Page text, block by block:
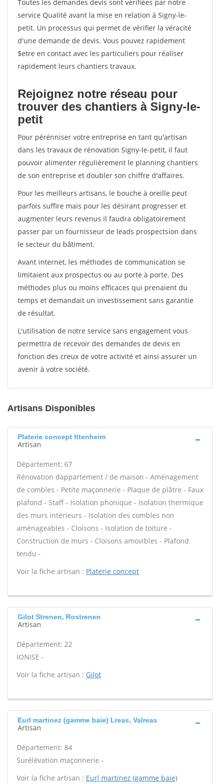
Toutes les demandes devis sont vérifiées par notre
service Qualité avant la mise en relation à Signy-le-
petit. Un processus qui permet de vérifier la véracité
d'une demande de devis. Vous pouvez rapidement
$etre en contact avec les particuliers pour réaliser
rapidement leurs chantiers travaux.
Rejoignez notre réseau pour
trouver des chantiers à Signy-le-
petit
Pour pérénniser votre entreprise en tant qu'artisan
dans les travaux de rénovation Signy-le-petit, il faut
pouvoir alimenter régulièrement le planning chantiers
de son entreprise et doubler son chiffre d'affaires.
Pour les meilleurs artisans, le bouche à oreille peut
parfois suffire mais pour les désirant progresser et
augmenter leurs revenus il faudra obligatoirement
passer par un fournisseur de leads prospectsion dans
le secteur du bâtiment.
Avant internet, les méthodes de communication se
limitaient aux prospectus ou au porte à porte. Des
méthodes plus ou moins efficaces qui prenaient du
temps et demandait un investissement sans garantie
de résultat.
L'utilisation de notre service sans engagement vous
permettra de recevoir des demandes de devis en
fonction des creux de votre activité et ainsi assurer un
avenir à votre société.
Artisans Disponibles
Platerie concept Ittenheim
Artisan
Département: 67
Rénovation dappartement / de maison - Aménagement
de combles - Petite maçonnerie - Plaque de plâtre - Faux
plafond - Staff - Isolation phonique - Isolation thermique
des murs intérieurs - Isolation des combles non
aménageables - Cloisons - Isolation de toiture -
Construction de murs - Cloisons amovibles - Plafond
tendu -
Voir la fiche artisan : Platerie concept
Gilot Strenen, Rostrenen
Artisan
Département: 22
IONISE -
Voir la fiche artisan : Gilot
Eurl martinez (gamme baie) Lreas, Valreas
Artisan
Département: 84
Surélévation maçonnerie -
Voir la fiche artisan : Eurl martinez (gamme baie)